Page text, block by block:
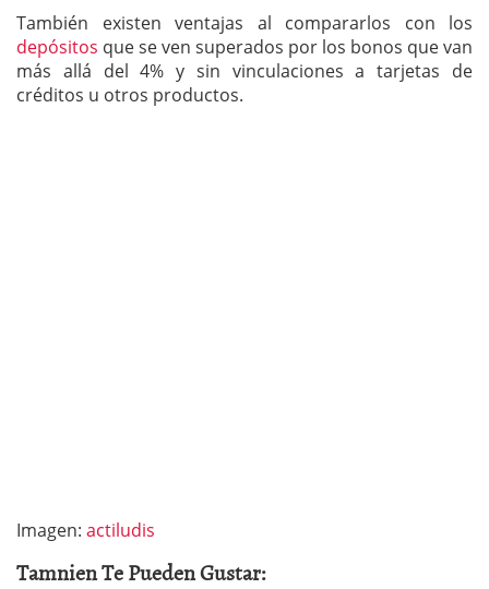
También existen ventajas al compararlos con los
depósitos que se ven superados por los bonos que van
más allá del 4% y sin vinculaciones a tarjetas de
créditos u otros productos.
Imagen: actiludis
Tamnien Te Pueden Gustar: